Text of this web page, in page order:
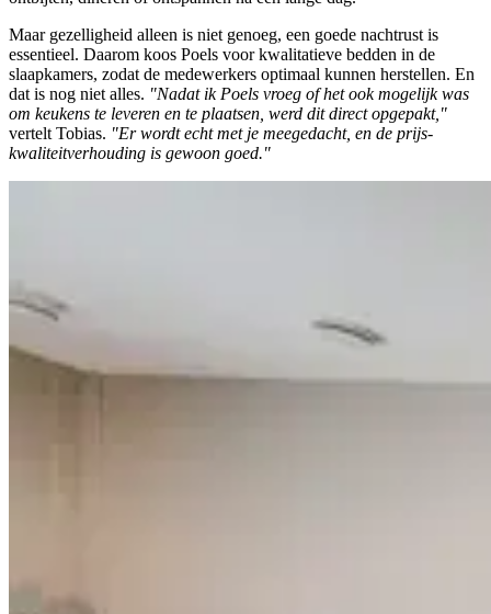
Maar gezelligheid alleen is niet genoeg, een goede nachtrust is
essentieel. Daarom koos Poels voor kwalitatieve bedden in de
slaapkamers, zodat de medewerkers optimaal kunnen herstellen. En
dat is nog niet alles. "Nadat ik Poels vroeg of het ook mogelijk was
om keukens te leveren en te plaatsen, werd dit direct opgepakt,"
vertelt Tobias. "Er wordt echt met je meegedacht, en de prijs-
kwaliteitverhouding is gewoon goed."